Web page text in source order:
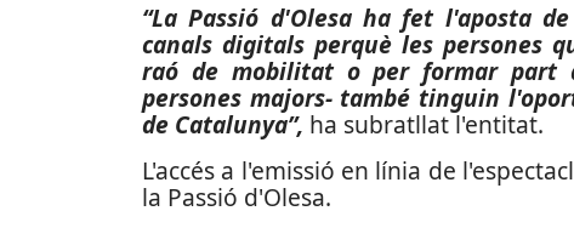
“La Passió d'Olesa ha fet l'aposta
canals digitals perquè les persones
raó de mobilitat o per formar part
persones majors- també tinguin
de Catalunya”, ha subratllat l'entitat.
L'accés a l'emissió en línia de
la Passió d'Olesa.